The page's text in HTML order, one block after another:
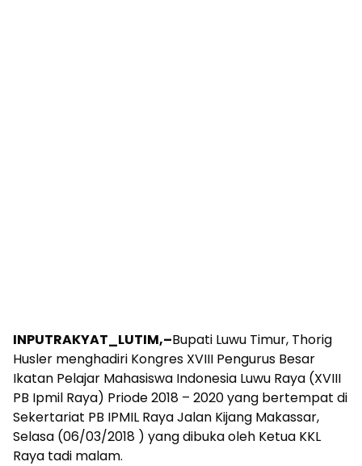
INPUTRAKYAT_LUTIM,–Bupati Luwu Timur, Thorig
Husler menghadiri Kongres XVIII Pengurus Besar
Ikatan Pelajar Mahasiswa Indonesia Luwu Raya (XVIII
PB Ipmil Raya) Priode 2018 – 2020 yang bertempat di
Sekertariat PB IPMIL Raya Jalan Kijang Makassar,
Selasa (06/03/2018 ) yang dibuka oleh Ketua KKL
Raya tadi malam.